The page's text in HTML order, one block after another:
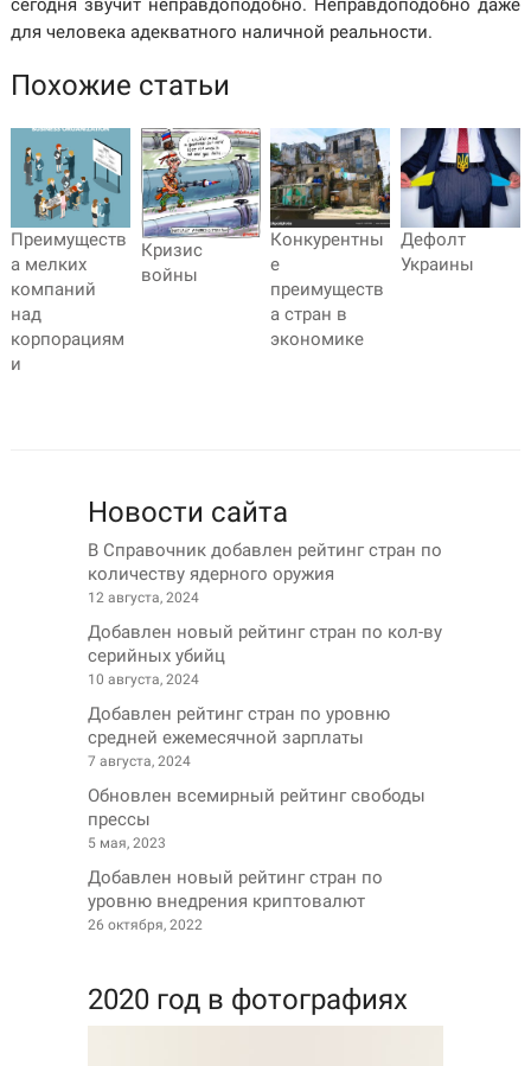
сегодня звучит неправдоподобно. Неправдоподобно даже
для человека адекватного наличной реальности.
Похожие статьи
Преимуществ
а мелких
компаний
над
корпорациям
и
Кризис
войны
Конкурентны
е
преимуществ
а стран в
экономике
Дефолт
Украины
Новости сайта
В Справочник добавлен рейтинг стран по
количеству ядерного оружия
12 августа, 2024
Добавлен новый рейтинг стран по кол-ву
серийных убийц
10 августа, 2024
Добавлен рейтинг стран по уровню
средней ежемесячной зарплаты
7 августа, 2024
Обновлен всемирный рейтинг свободы
прессы
5 мая, 2023
Добавлен новый рейтинг стран по
уровню внедрения криптовалют
26 октября, 2022
2020 год в фотографиях